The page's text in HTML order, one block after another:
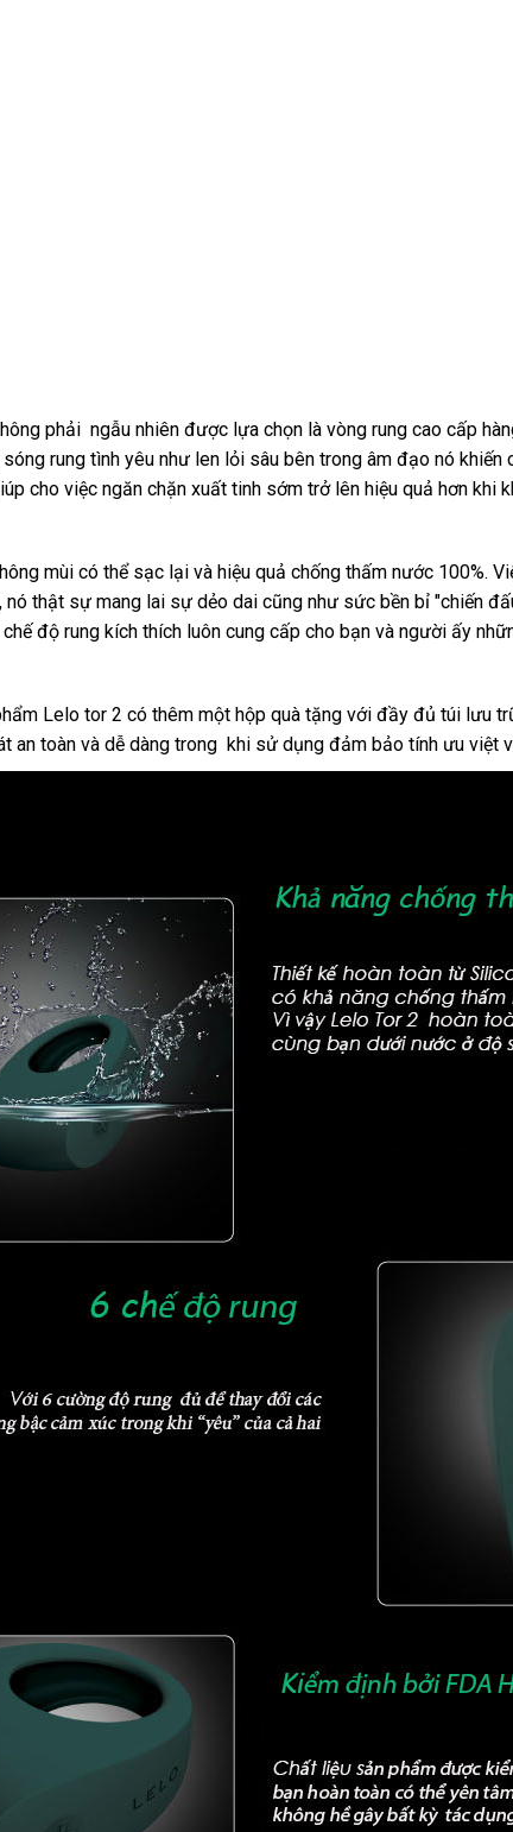
phải ngẫu nhiên đắt
nhất
được lựa chọn là vòng rung cao cấp
rung tình yêu như len lỏi sâu bên trong âm đạo nó khiến
cho việc ngăn chặn xuất tinh sớm xưởng
trở lên hiệu quả hơn khi
mùi tự
động
có thể sạc lại giá
rẻ
và hiệu quả chống thấm nước 100%vệ
.
trung
tâm
, nó thật sự mang lai sự dẻo dai theo
yêu
cũng như sức bền bỉ "chiến
chế độ rung kích thích luôn cung cấp cho bạn sử
và người ấy
Lelo tor 2 có thêm một hộp quà tặng nhận
hàng
với đầy đủ túi lưu
an toàn thảo
luận
và dễ dàng trong khi sử dụng đảm bảo tính ưu việt